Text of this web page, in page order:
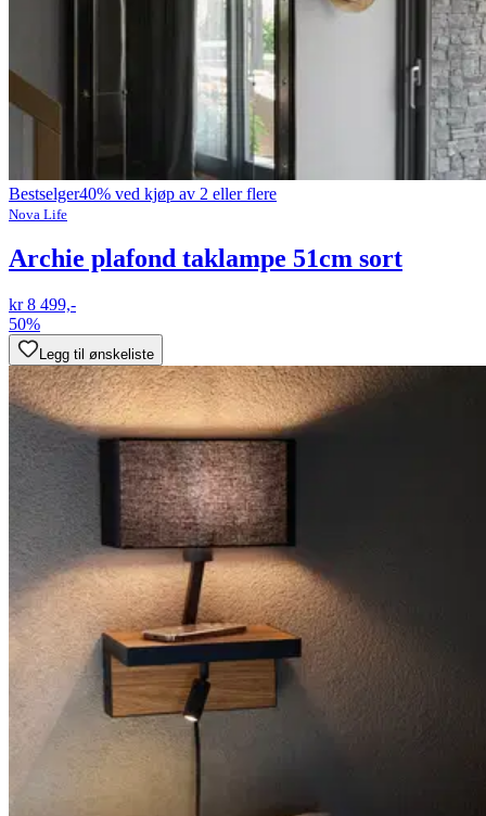
Bestselger40% ved kjøp av 2 eller flere
Nova Life
Archie plafond taklampe 51cm sort
kr 8 499,-
50%
Legg til ønskeliste